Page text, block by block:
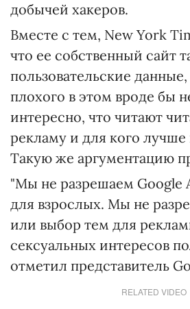
добычей хакеров.
Вместе с тем, New York
что ее собственный сайт
пользовательские
плохого в этом вроде бы
интересно, что читают
рекламу и для кого лучше
Такую же аргументацию
"Мы не разрешаем Google
для взрослых. Мы не
или выбор тем для
сексуальных интересов
отметил представитель
RELATED VIDEO